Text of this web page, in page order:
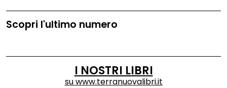
Scopri l'ultimo numero
I NOSTRI LIBRI
suwww.terranuovalibri.it